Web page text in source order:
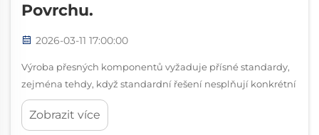
Povrchu.
2026-03-11 17:00:00
Výroba přesných komponentů vyžaduje přísné standardy,
zejména tehdy, když standardní řešení nesplňují konkrétní
požadavky daného použití. Není-standardní lineární
ložiska se stala klíčovými komponenty pro průmyslové
Zobrazit více